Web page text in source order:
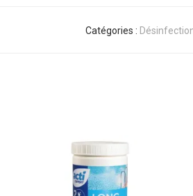
Catégories :